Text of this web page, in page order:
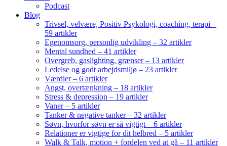
Podcast
Blog
Trivsel, velvære, Positiv Psykologi, coaching, terapi –
59 artikler
Egenomsorg, personlig udvikling – 32 artikler
Mental sundhed – 41 artikler
Overgreb, gaslighting, grænser – 13 artikler
Ledelse og godt arbejdsmiljø – 23 artikler
Værdier – 6 artikler
Angst, overtænkning – 18 artikler
Stress & depression – 19 artikler
Vaner – 5 artikler
Tanker & negative tanker – 32 artikler
Søvn, hvorfor søvn er så vigtigt – 6 artikler
Relationer er vigtige for dit helbred – 5 artikler
Walk & Talk, motion + fordelen ved at gå – 11 artikler